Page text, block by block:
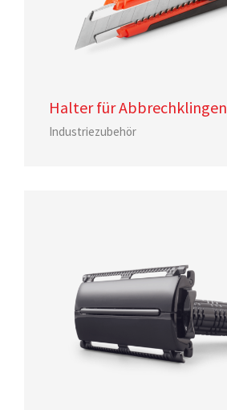
Halter für Abbrechklingen
Industriezubehör